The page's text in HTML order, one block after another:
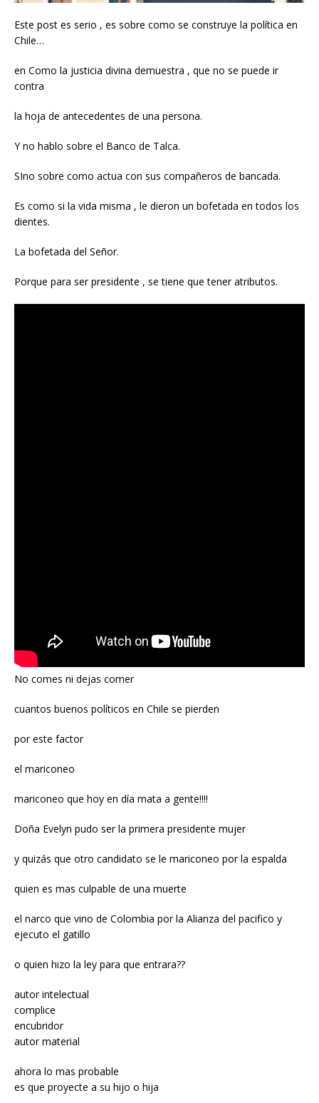
Este post es serio , es sobre como se construye la política en
Chile…
en Como la justicia divina demuestra , que no se puede ir
contra
la hoja de antecedentes de una persona.
Y no hablo sobre el Banco de Talca.
SIno sobre como actua con sus compañeros de bancada.
Es como si la vida misma , le dieron un bofetada en todos los
dientes.
La bofetada del Señor.
Porque para ser presidente , se tiene que tener atributos.
No comes ni dejas comer
cuantos buenos políticos en Chile se pierden
por este factor
el mariconeo
mariconeo que hoy en día mata a gente!!!!
Doña Evelyn pudo ser la primera presidente mujer
y quizás que otro candidato se le mariconeo por la espalda
quien es mas culpable de una muerte
el narco que vino de Colombia por la Alianza del pacifico y
ejecuto el gatillo
o quien hizo la ley para que entrara??
autor intelectual
complice
encubridor
autor material
ahora lo mas probable
es que proyecte a su hijo o hija